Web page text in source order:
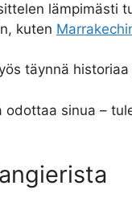
lämpimästi
kuten
täynnä
odottaa sinua –